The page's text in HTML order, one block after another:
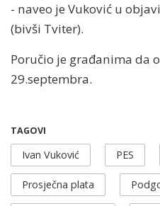
- naveo je Vuković u
(bivši Tviter).
Poručio je građanima da
29.septembra.
TAGOVI
Ivan Vuković PES
Prosječna plata